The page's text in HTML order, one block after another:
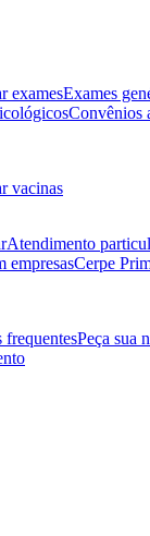
examesExames
Convênios
vacinas
Atendimento
empresasCerpe
frequentesPeça sua